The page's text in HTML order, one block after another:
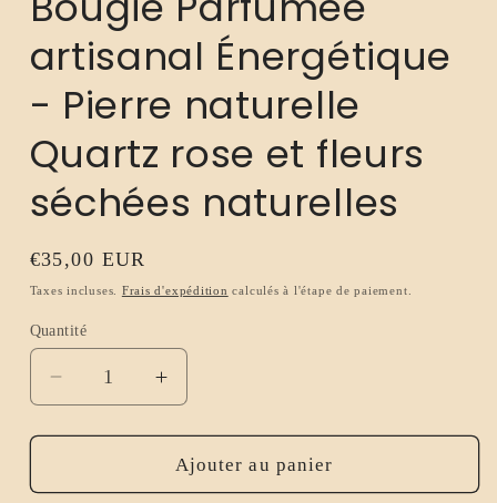
artisanal Énergétique
- Pierre naturelle
Quartz rose et fleurs
séchées naturelles
Prix
habituel
€35,00 EUR
Taxes incluses. Frais d'expédition calculés à l'étape de paiement.
Quantité
Réduire
la
quantité
Bougie
Augmenter
la
quantité
de
Bougie
Ajouter au panier